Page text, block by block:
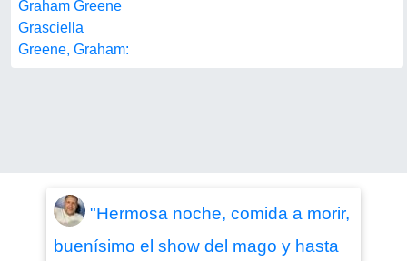
Graham Greene
Grasciella
Greene, Graham:
"Hermosa noche, comida a morir,
buenísimo el show del mago y hasta